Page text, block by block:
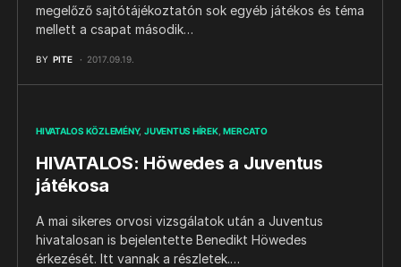
megelőző sajtótájékoztatón sok egyéb játékos és téma
mellett a csapat második…
BY PITE 2017.09.19.
HIVATALOS KÖZLEMÉNY JUVENTUS HÍREK MERCATO
HIVATALOS: Höwedes a Juventus
játékosa
A mai sikeres orvosi vizsgálatok után a Juventus
hivatalosan is bejelentette Benedikt Höwedes
érkezését. Itt vannak a részletek.…